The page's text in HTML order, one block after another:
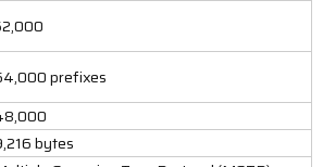
prefixes
bytes